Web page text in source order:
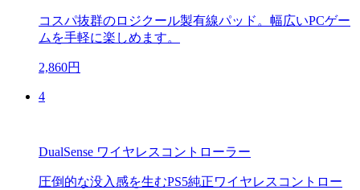
コスパ抜群のロジクール製有線パッド。幅広いPCゲー
ムを手軽に楽しめます。
2,860円
4
DualSense ワイヤレスコントローラー
圧倒的な没入感を生むPS5純正ワイヤレスコントロー